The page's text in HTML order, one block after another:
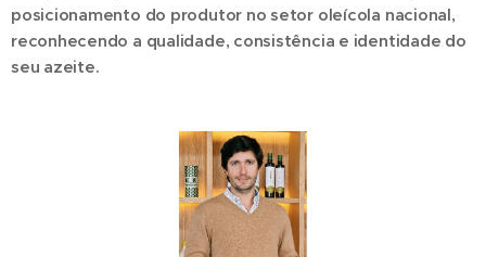
posicionamento do produtor no setor oleícola nacional,
reconhecendo a qualidade, consistência e identidade do
seu azeite.